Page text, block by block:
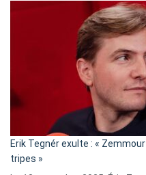
Erik Tegnér exulte : «
tripes »